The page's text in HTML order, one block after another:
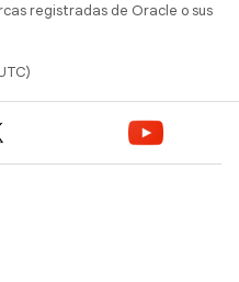
registradas de Oracle o sus